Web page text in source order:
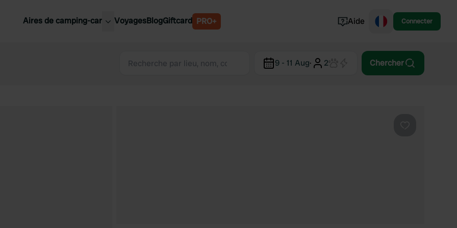
Aires de camping-car
Slovénie
VoyagesBlogGiftcard PRO+ Aide Connecter
9 - 11 Aug· 2 Chercher